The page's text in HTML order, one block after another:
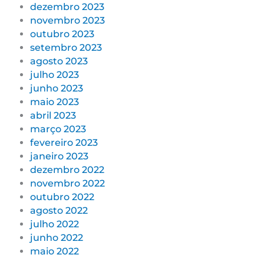
dezembro 2023
novembro 2023
outubro 2023
setembro 2023
agosto 2023
julho 2023
junho 2023
maio 2023
abril 2023
março 2023
fevereiro 2023
janeiro 2023
dezembro 2022
novembro 2022
outubro 2022
agosto 2022
julho 2022
junho 2022
maio 2022